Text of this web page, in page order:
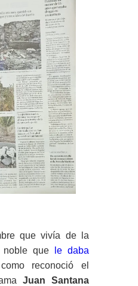
que vivía de la
que le daba
reconoció el
Juan Santana